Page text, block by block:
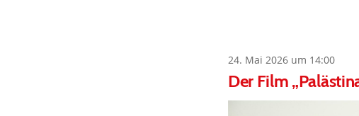
24. Mai 2026 um 14:00
Der Film